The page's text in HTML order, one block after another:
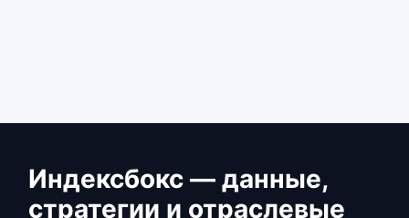
Индексбокс — данные,
стратегии и отраслевые